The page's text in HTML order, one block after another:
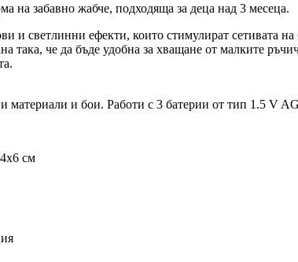
на забавно жабче, подходяща за деца над 3 месеца.
и светлинни ефекти, които стимулират сетивата
така, че да бъде удобна за хващане от малките
материали и бои. Работи с 3 батерии от тип 1.5 V
см